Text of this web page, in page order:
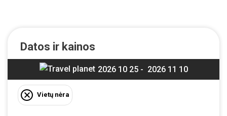
Datos ir kainos
2026 10 25 - 2026 11 10
Vietų nėra